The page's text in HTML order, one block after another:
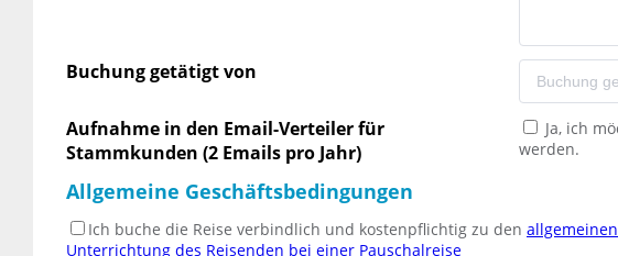
Buchung getätigt von
Aufnahme in den Email-Verteiler für
Stammkunden (2 Emails pro Jahr)
Ja, ich
werden.
Allgemeine Geschäftsbedingungen
Ich buche die Reise verbindlich und kostenpflichtig zu den
Unterrichtung des Reisenden bei einer Pauschalreise